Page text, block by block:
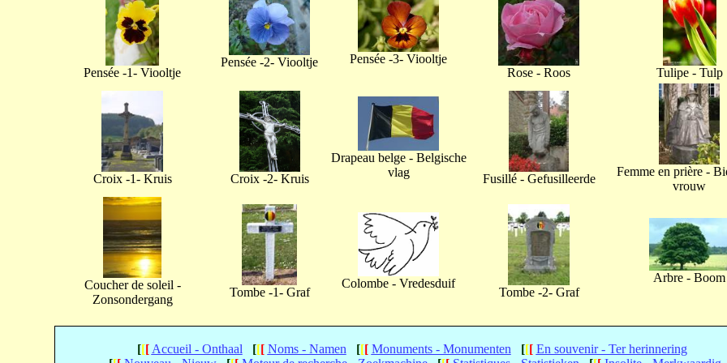
Pensée -1- Viooltje
Pensée -2- Viooltje
Pensée -3- Viooltje
Rose - Roos
Tulipe - Tulp
Croix -1- Kruis Croix -2- Kruis
Drapeau belge - Belgische
vlag
Fusillé - Gefusilleerde
Femme en prière -
vrouw
Coucher de soleil -
Zonsondergang
Tombe -1- Graf
Colombe - Vredesduif
Tombe -2- Graf
Arbre - Boom
[[[ Accueil - Onthaal [[[ Noms - Namen [[[ Monuments - Monumenten [[[ En souvenir - Ter herinnering